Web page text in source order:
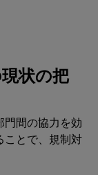
状の把
門間の協力を効
ことで、規制対